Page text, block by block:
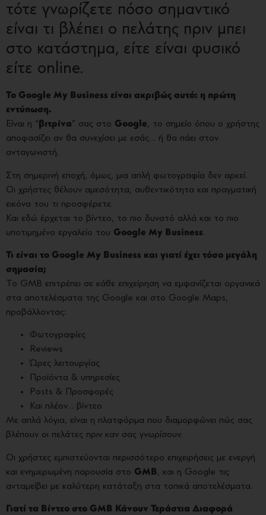
τότε γνωρίζετε πόσο σημαντικό
είναι τι βλέπει ο πελάτης πριν μπει
στο κατάστημα, είτε είναι φυσικό
είτε online.
Το Google My Business είναι ακριβώς αυτό: η πρώτη
εντύπωση.
Είναι η “ βιτρίνα” σας στο Google, το σημείο όπου ο χρήστης
αποφασίζει αν θα συνεχίσει με εσάς… ή θα πάει στον
ανταγωνιστή.
Στη σημερινή εποχή, όμως, μια απλή φωτογραφία δεν αρκεί.
Οι χρήστες θέλουν αμεσότητα, αυθεντικότητα και πραγματική
εικόνα του τι προσφέρετε.
Και εδώ έρχεται το βίντεο, το πιο δυνατό αλλά και το πιο
υποτιμημένο εργαλείο του Google My Business.
Τι είναι το Google My Business και γιατί έχει τόσο μεγάλη
σημασία;
Το GMB επιτρέπει σε κάθε επιχείρηση να εμφανίζεται οργανικά
στα αποτελέσματα της Google και στο Google Maps,
προβάλλοντας:
Φωτογραφίες
Reviews
Ώρες λειτουργίας
Προϊόντα & υπηρεσίες
Posts & Προσφορές
Και πλέον… βίντεο
Με απλά λόγια, είναι η πλατφόρμα που διαμορφώνει πώς σας
βλέπουν οι πελάτες πριν καν σας γνωρίσουν.
Οι χρήστες εμπιστεύονται περισσότερο επιχειρήσεις με ενεργή
και ενημερωμένη παρουσία στο GMB, και η Google τις
ανταμείβει με καλύτερη κατάταξη στα τοπικά αποτελέσματα.
Γιατί τα Βίντεο στο GMB Κάνουν Τεράστια Διαφορά